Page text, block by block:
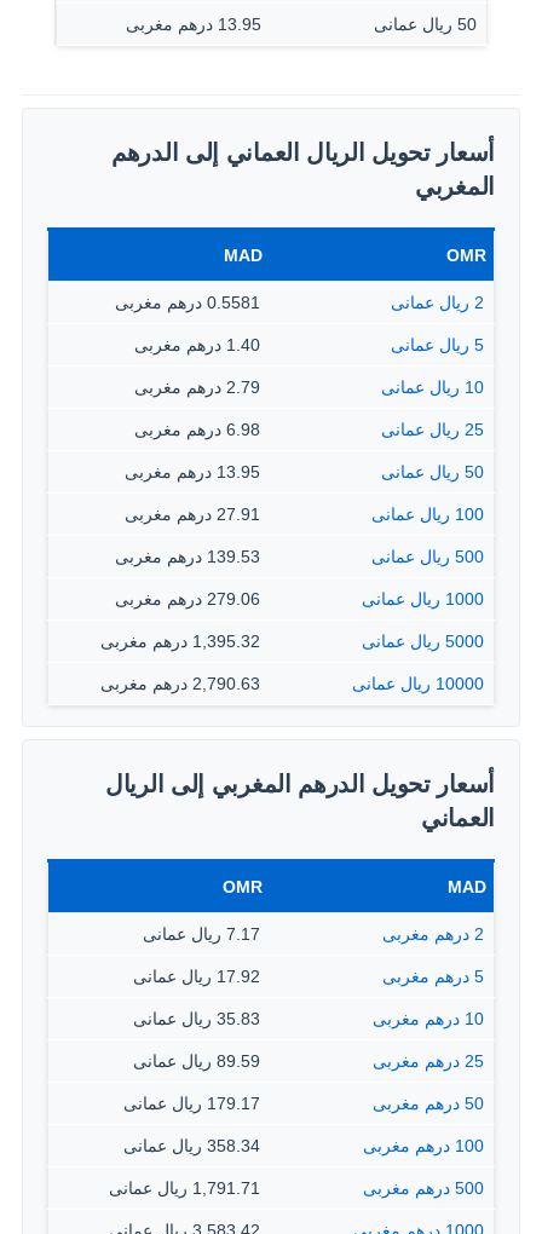
50 ريال عمانى 13.95 درهم مغربى
أسعار تحويل الريال العماني إلى الدرهم
المغربي
OMR
MAD
2 ريال عمانى 0.5581 درهم مغربى
5 ريال عمانى 1.40 درهم مغربى
10 ريال عمانى 2.79 درهم مغربى
25 ريال عمانى 6.98 درهم مغربى
50 ريال عمانى 13.95 درهم مغربى
100 ريال عمانى 27.91 درهم مغربى
500 ريال عمانى 139.53 درهم مغربى
1000 ريال عمانى 279.06 درهم مغربى
5000 ريال عمانى 1,395.32 درهم مغربى
10000 ريال عمانى 2,790.63 درهم مغربى
أسعار تحويل الدرهم المغربي إلى الريال
العماني
MAD
OMR
2 درهم مغربى 7.17 ريال عمانى
5 درهم مغربى 17.92 ريال عمانى
10 درهم مغربى 35.83 ريال عمانى
25 درهم مغربى 89.59 ريال عمانى
50 درهم مغربى 179.17 ريال عمانى
100 درهم مغربى 358.34 ريال عمانى
500 درهم مغربى 1,791.71 ريال عمانى